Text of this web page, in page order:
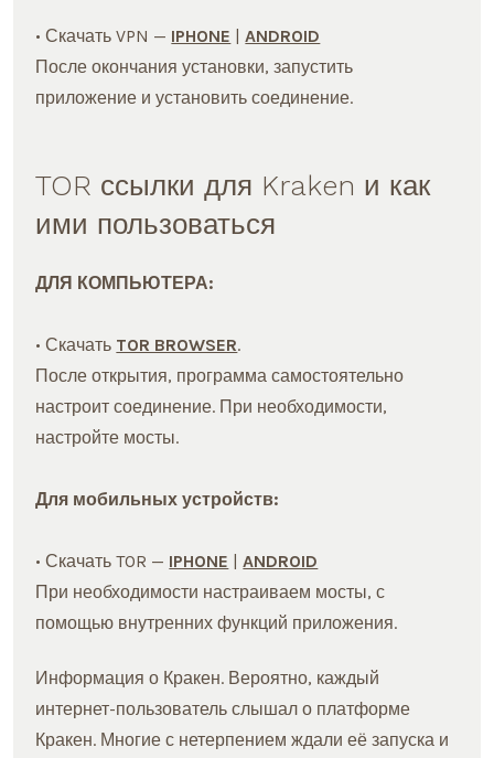
• Скачать VPN — IPHONE |ANDROID
После окончания установки, запустить
приложение и установить соединение.
TOR ссылки для Kraken и как
ими пользоваться
ДЛЯ КОМПЬЮТЕРА:
• Скачать TOR BROWSER.
После открытия, программа самостоятельно
настроит соединение. При необходимости,
настройте мосты.
Для мобильных устройств:
• Скачать TOR — IPHONE | ANDROID
При необходимости настраиваем мосты, с
помощью внутренних функций приложения.
Информация о Кракен. Вероятно, каждый
интернет-пользователь слышал о платформе
Кракен. Многие с нетерпением ждали её запуска и